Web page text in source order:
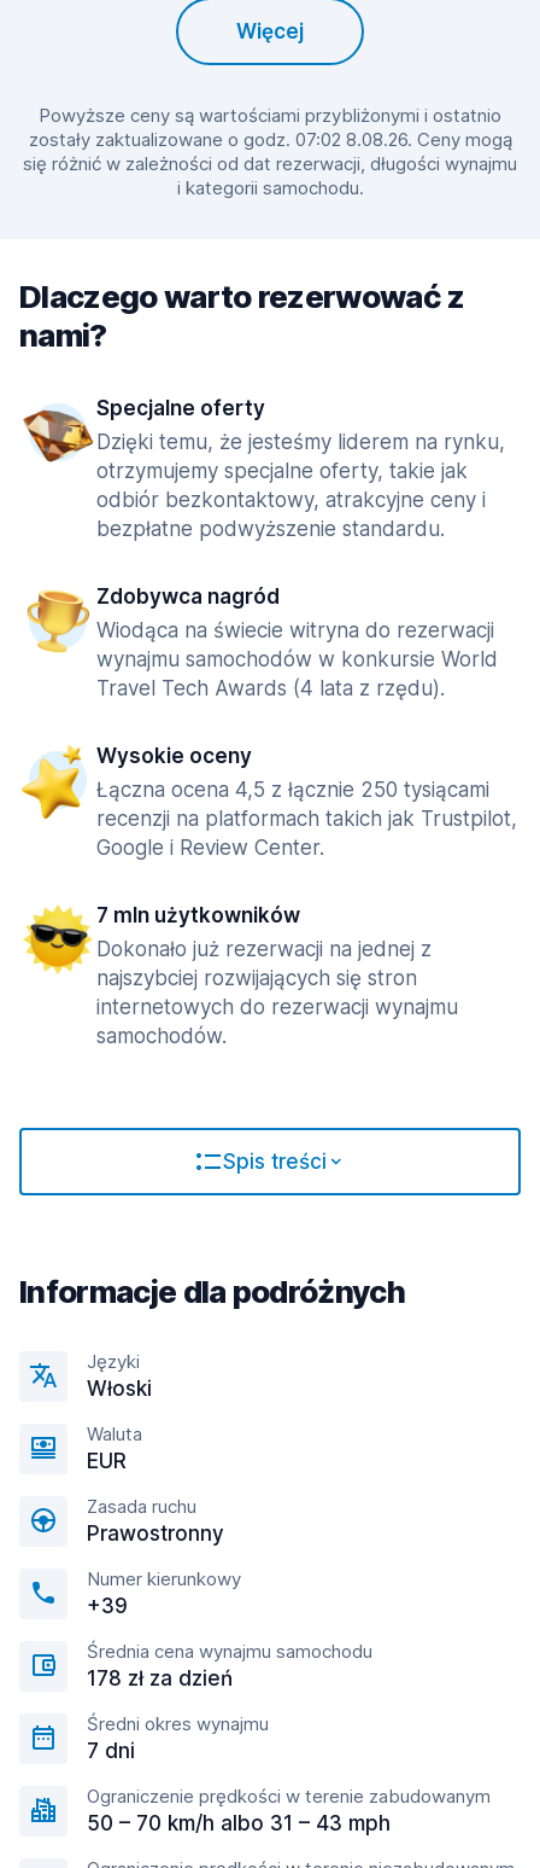
Więcej
Powyższe ceny są wartościami przybliżonymi i ostatnio
zostały zaktualizowane o godz. 07:02 8.08.26. Ceny mogą
się różnić w zależności od dat rezerwacji, długości wynajmu
i kategorii samochodu.
Dlaczego warto rezerwować z
nami?
Specjalne oferty
Dzięki temu, że jesteśmy liderem na rynku,
otrzymujemy specjalne oferty, takie jak
odbiór bezkontaktowy, atrakcyjne ceny i
bezpłatne podwyższenie standardu.
Zdobywca nagród
Wiodąca na świecie witryna do rezerwacji
wynajmu samochodów w konkursie World
Travel Tech Awards (4 lata z rzędu).
Wysokie oceny
Łączna ocena 4,5 z łącznie 250 tysiącami
recenzji na platformach takich jak Trustpilot,
Google i Review Center.
7 mln użytkowników
Dokonało już rezerwacji na jednej z
najszybciej rozwijających się stron
internetowych do rezerwacji wynajmu
samochodów.
Spis treści
Informacje dla podróżnych
Języki
Włoski
Waluta
EUR
Zasada ruchu
Prawostronny
Numer kierunkowy
+39
Średnia cena wynajmu samochodu
178 zł za dzień
Średni okres wynajmu
7 dni
Ograniczenie prędkości w terenie zabudowanym
50 – 70 km/h albo 31 – 43 mph